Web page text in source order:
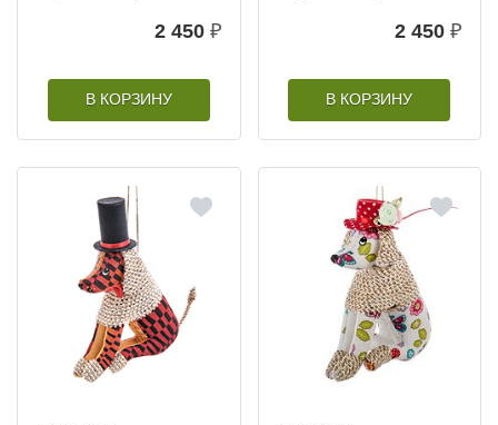
2 450 ₽
В КОРЗИНУ
2 450 ₽
В КОРЗИНУ